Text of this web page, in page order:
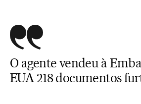
O agente vendeu à
EUA 218 documentos